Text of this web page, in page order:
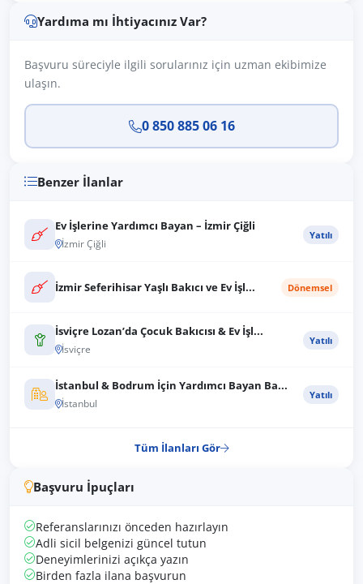
Yardıma mı İhtiyacınız Var?
Başvuru süreciyle ilgili sorularınız için uzman ekibimize
ulaşın.
0 850 885 06 16
Benzer İlanlar
Ev İşlerine Yardımcı Bayan – İzmir Çiğli
İzmir Çiğli
Yatılı
İzmir Seferihisar Yaşlı Bakıcı ve Ev İşl... Dönemsel
İsviçre Lozan’da Çocuk Bakıcısı & Ev İşl...
İsviçre
Yatılı
İstanbul & Bodrum İçin Yardımcı Bayan Ba...
İstanbul
Yatılı
Tüm İlanları Gör
Başvuru İpuçları
Referanslarınızı önceden hazırlayın
Adli sicil belgenizi güncel tutun
Deneyimlerinizi açıkça yazın
Birden fazla ilana başvurun